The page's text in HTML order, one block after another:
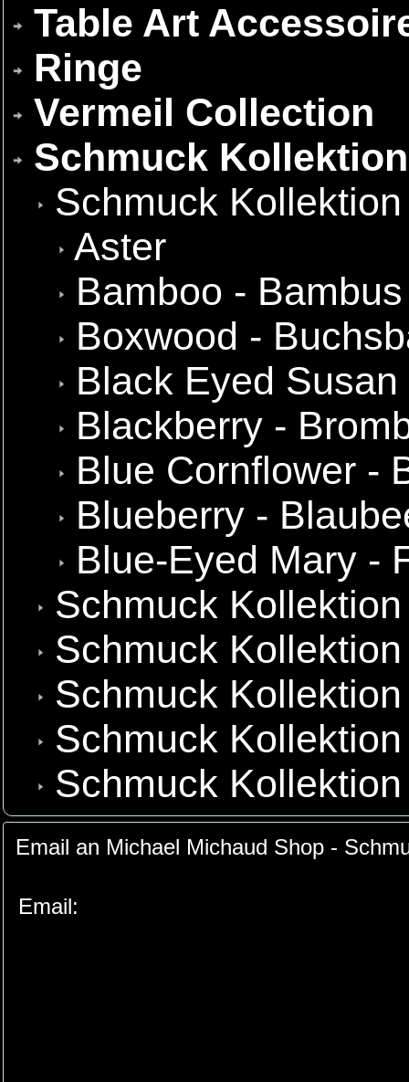
Table Art
Ringe
Vermeil Collection
Schmuck
Schmuck
Aster
Bamboo - Bambus
Boxwood -
Black Eyed
Blackberry -
Blue Cornflower -
Blueberry -
Blue-Eyed Mary -
Schmuck
Schmuck
Schmuck
Schmuck
Schmuck
Email an Michael Michaud Shop -
Email: